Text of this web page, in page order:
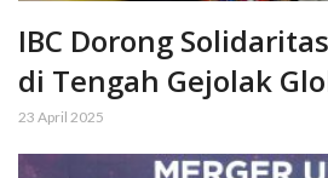
IBC Dorong
di Tengah Gejolak
23 April 2025